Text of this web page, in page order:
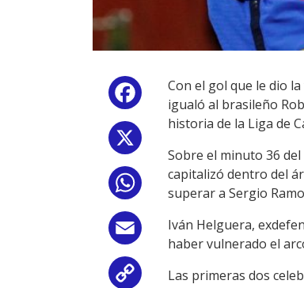
Facebook
WhatsApp
Email
Copy
Con el gol que le dio
igualó al brasileño
historia de la Liga de
Sobre el minuto 36
capitalizó dentro del
superar a Sergio
Iván Helguera,
haber vulnerado el
Las primeras dos